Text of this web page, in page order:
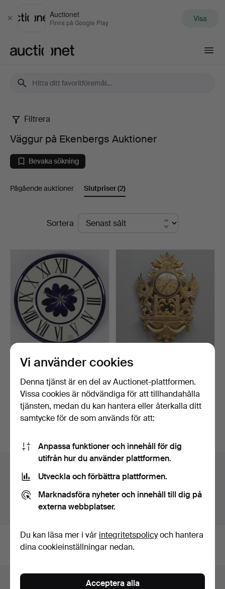
Stäng
Auctionet
Finns på Google Play Visa
Väggur
på
Ekenbergs
Auktioner
Filtrera
Väggur på Ekenbergs Auktioner
Bevaka sökning
Pågående auktioner Slutpriser(2)
SlutpriserSortera
MARIANNE WESTMAN.
Väggur, porslin, "Nytt K…
Klubbades 5 aug 2026
21 bud
138 USD
VÄGGPENDYL, förgylld,
gustaviansk stil, 19…
Klubbades 26 maj 2026
1 bud
22 USD
Du söker i vårt arkiv över avslutade auktioner.
Visa pågående auktioner istället.
Sidfotsnavigation
Vi använder cookies
Denna tjänst är en del av Auctionet-plattformen.
Vissa cookies är nödvändiga för att tillhandahålla
tjänsten, medan du kan hantera eller återkalla ditt
samtycke för de som används för att:
Anpassa funktioner och innehåll för dig
utifrån hur du använder plattformen.
Utveckla och förbättra plattformen.
Marknadsföra nyheter och innehåll till dig på
externa webbplatser.
Du kan läsa mer i vår integritetspolicyoch hantera
dina cookieinställningar nedan.
Acceptera alla